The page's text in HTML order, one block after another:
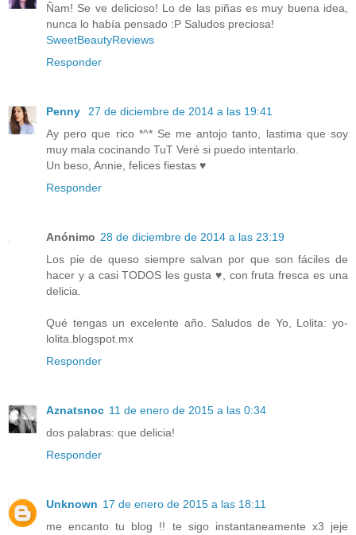
Ñam! Se ve delicioso! Lo de las piñas es muy buena idea,
nunca lo había pensado :P Saludos preciosa!
SweetBeautyReviews
Responder
Penny
27 de diciembre de 2014 a las 19:41
Ay pero que rico *^* Se me antojo tanto, lastima que soy
muy mala cocinando TuT Veré si puedo intentarlo.
Un beso, Annie, felices fiestas ♥
Responder
Anónimo 28 de diciembre de 2014 a las 23:19
Los pie de queso siempre salvan por que son fáciles de
hacer y a casi TODOS les gusta ♥, con fruta fresca es una
delicia.
Qué tengas un excelente año. Saludos de Yo, Lolita: yo-
lolita.blogspot.mx
Responder
Aznatsnoc 11 de enero de 2015 a las 0:34
dos palabras: que delicia!
Responder
Unknown 17 de enero de 2015 a las 18:11
me encanto tu blog !! te sigo instantaneamente x3 jeje